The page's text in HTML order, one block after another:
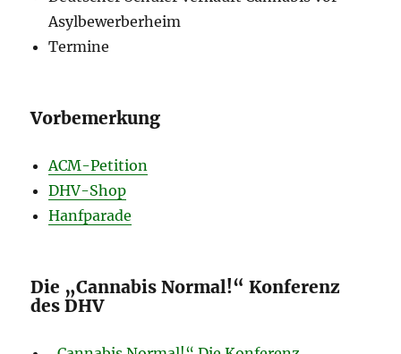
Asylbewerberheim
Termine
Vorbemerkung
ACM-Petition
DHV-Shop
Hanfparade
Die „Cannabis Normal!“ Konferenz
des DHV